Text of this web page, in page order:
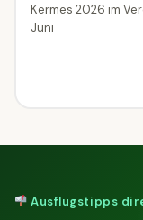
Kermes 2026 im
Juni
Ausflugstipps